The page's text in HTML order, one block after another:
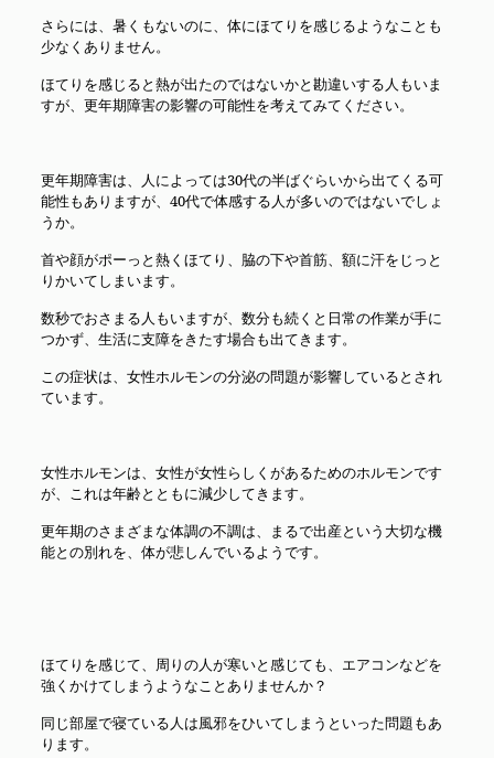
さらには、暑くもないのに、体にほてりを感じるようなことも
少なくありません。
ほてりを感じると熱が出たのではないかと勘違いする人もいま
すが、更年期障害の影響の可能性を考えてみてください。
更年期障害は、人によっては30代の半ばぐらいから出てくる可
能性もありますが、40代で体感する人が多いのではないでしょ
うか。
首や顔がポーっと熱くほてり、脇の下や首筋、額に汗をじっと
りかいてしまいます。
数秒でおさまる人もいますが、数分も続くと日常の作業が手に
つかず、生活に支障をきたす場合も出てきます。
この症状は、女性ホルモンの分泌の問題が影響しているとされ
ています。
女性ホルモンは、女性が女性らしくがあるためのホルモンです
が、これは年齢とともに減少してきます。
更年期のさまざまな体調の不調は、まるで出産という大切な機
能との別れを、体が悲しんでいるようです。
ほてりを感じて、周りの人が寒いと感じても、エアコンなどを
強くかけてしまうようなことありませんか？
同じ部屋で寝ている人は風邪をひいてしまうといった問題もあ
ります。